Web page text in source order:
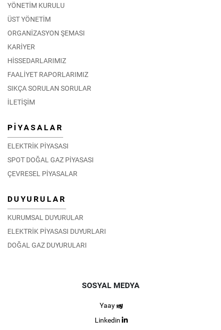
YÖNETİM KURULU
ÜST YÖNETİM
ORGANİZASYON ŞEMASI
KARİYER
HİSSEDARLARIMIZ
FAALİYET RAPORLARIMIZ
SIKÇA SORULAN SORULAR
İLETİŞİM
PİYASALAR
ELEKTRİK PİYASASI
SPOT DOĞAL GAZ PİYASASI
ÇEVRESEL PİYASALAR
DUYURULAR
KURUMSAL DUYURULAR
ELEKTRİK PİYASASI DUYURLARI
DOĞAL GAZ DUYURULARI
SOSYAL MEDYA
Yaay
Linkedin